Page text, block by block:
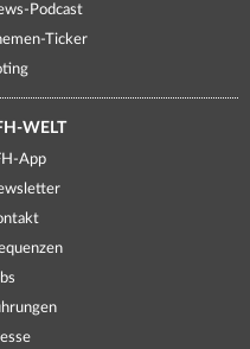
Podcast
Ticker
WELT
App